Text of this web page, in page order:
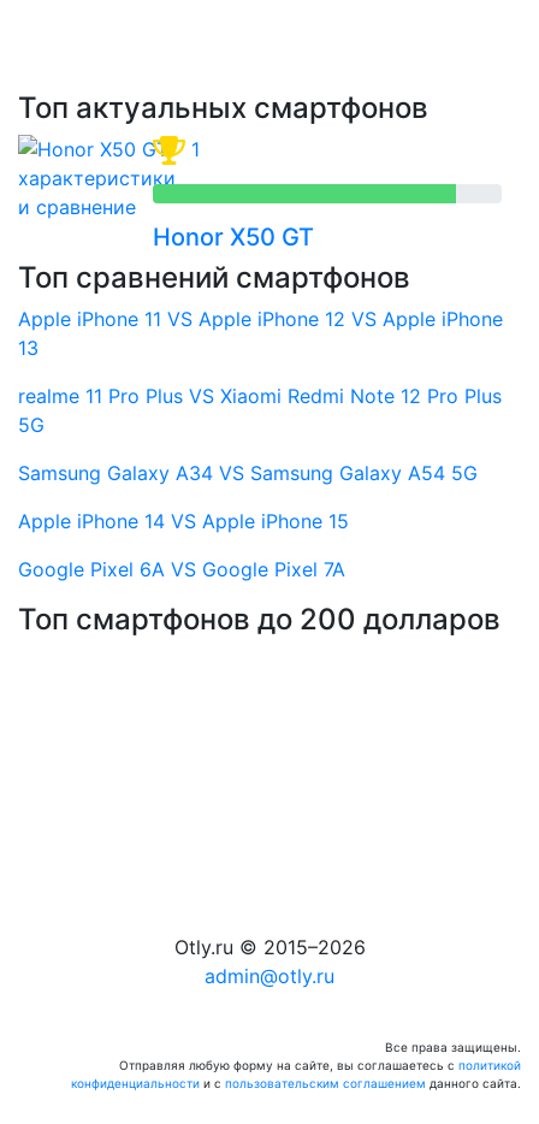
Топ актуальных смартфонов
1
Honor X50 GT
Топ сравнений смартфонов
Apple iPhone 11 VS Apple iPhone 12 VS Apple iPhone
13
realme 11 Pro Plus VS Xiaomi Redmi Note 12 Pro Plus
5G
Samsung Galaxy A34 VS Samsung Galaxy A54 5G
Apple iPhone 14 VS Apple iPhone 15
Google Pixel 6A VS Google Pixel 7A
Топ смартфонов до 200 долларов
Otly.ru © 2015–2026
admin@otly.ru
Все права защищены.
Отправляя любую форму на сайте, вы соглашаетесь с политикой
конфиденциальности и с пользовательским соглашением данного сайта.